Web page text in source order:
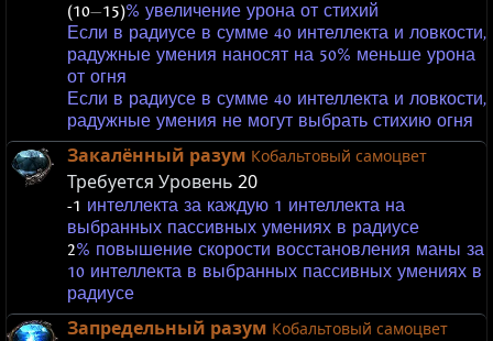
(10—15)% увеличение урона от стихий
Если в радиусе в сумме 40 интеллекта и ловкости,
радужные умения наносят на 50% меньше урона
от огня
Если в радиусе в сумме 40 интеллекта и ловкости,
радужные умения не могут выбрать стихию огня
Закалённый разум Кобальтовый самоцвет
Требуется Уровень 20
-1 интеллекта за каждую 1 интеллекта на
выбранных пассивных умениях в радиусе
2% повышение скорости восстановления маны за
10 интеллекта в выбранных пассивных умениях в
радиусе
Запредельный разум Кобальтовый самоцвет